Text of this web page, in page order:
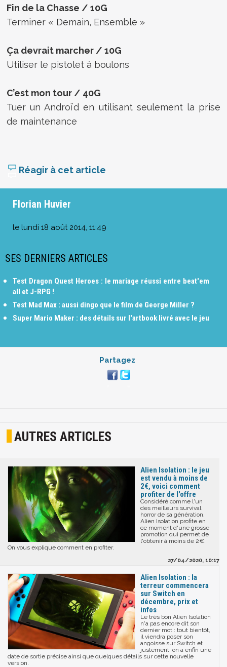
Fin de la Chasse / 10G
Terminer « Demain, Ensemble »
Ça devrait marcher / 10G
Utiliser le pistolet à boulons
C’est mon tour / 40G
Tuer un Androïd en utilisant seulement la prise
de maintenance
Réagir à cet article
Florian Huvier
le lundi 18 août 2014, 11:49
SES DERNIERS ARTICLES
Test Dragon Quest Heroes : le mariage réussi entre beat'em
all et J-RPG !
Test Mad Max : aussi dingo que le film de George Miller ?
Super Mario Maker : des détails sur l'artbook livré avec le jeu
Partagez
AUTRES ARTICLES
Alien Isolation : le jeu
est vendu à moins de
2€, voici comment
profiter de l'offre
Considéré comme l'un
des meilleurs survival
horror de sa génération,
Alien Isolation profite en
ce moment d'une grosse
promotion qui permet de
l'obtenir à moins de 2€.
On vous explique comment en profiter.
27/04/2020, 10:17
Alien Isolation : la
terreur commencera
sur Switch en
décembre, prix et
infos
Le très bon Alien Isolation
n'a pas encore dit son
dernier mot : tout bientôt,
il viendra poser son
angoisse sur Switch et
justement, on a enfin une
date de sortie précise ainsi que quelques détails sur cette nouvelle
version.